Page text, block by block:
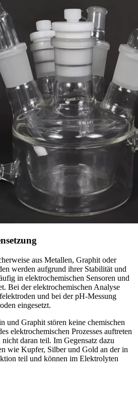
aus Metallen, Graphit oder
werden aufgrund ihrer Stabilität und
in elektrochemischen Sensoren und
Bei der elektrochemischen Analyse
und bei der pH-Messung
eingesetzt.
und Graphit stören keine chemischen
elektrochemischen Prozesses auftreten
daran teil. Im Gegensatz dazu
wie Kupfer, Silber und Gold an der in
teil und können im Elektrolyten